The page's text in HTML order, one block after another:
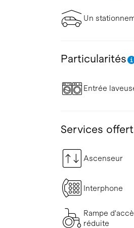
Un
Particularités
Entrée
Services
Ascenseur
Interphone
Rampe
réduite